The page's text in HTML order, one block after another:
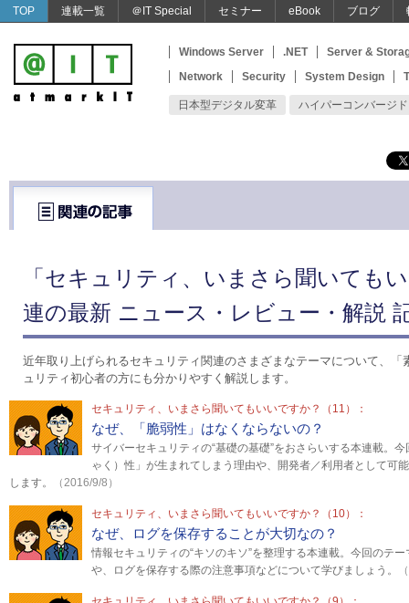
TOP 連載一覧 ＠IT Special セミナー eBook ブログ
Windows Server .NET
Server &
Network
Security System Design
日本型デジタル変革 ハイパーコンバージド
「セキュリティ、いまさら聞いても
連の最新 ニュース・レビュー・解説
近年取り上げられるセキュリティ関連のさまざまなテーマについて、「
ュリティ初心者の方にも分かりやすく解説します。
セキュリティ、いまさら聞いてもいいですか？（11）：
なぜ、「脆弱性」はなくならないの？
サイバーセキュリティの“基礎の基礎”をおさらいする本連載。
ゃく）性」が生まれてしまう理由や、開発者／利用者として可
します。
（2016/9/8）
セキュリティ、いまさら聞いてもいいですか？（10）：
なぜ、ログを保存することが大切なの？
情報セキュリティの“キソのキソ”を整理する本連載。今回のテ
や、ログを保存する際の注意事項などについて学びましょう。